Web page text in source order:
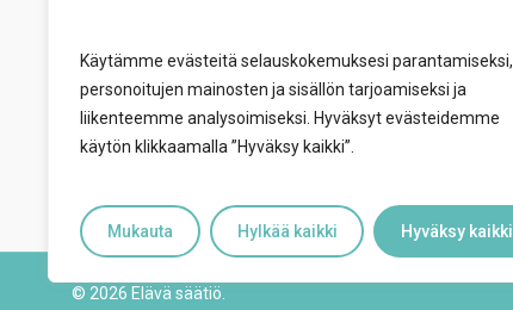
Käytämme evästeitä selauskokemuksesi parantamiseksi,
personoitujen mainosten ja sisällön tarjoamiseksi ja
liikenteemme analysoimiseksi. Hyväksyt evästeidemme
käytön klikkaamalla ”Hyväksy kaikki”.
Mukauta Hylkää kaikki Hyväksy kaikki
Suonenjoen toimipiste:
Herralantie 1 A, 77600 Suonenjoki
© 2026 Elävä säätiö.